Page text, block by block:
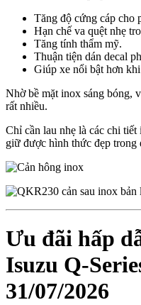
Tăng độ cứng cáp cho
Hạn chế va quệt nhẹ
Tăng tính thẩm mỹ.
Thuận tiện dán decal
Giúp xe nổi bật hơn
Nhờ bề mặt inox sáng bóng,
rất nhiều.
Chỉ cần lau nhẹ là các chi
giữ được hình thức đẹp trong
Ưu đãi hấp
Isuzu Q-
31/07/2026